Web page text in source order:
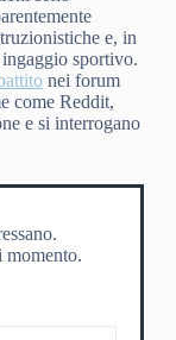
e, in
ingaggio sportivo.
nei forum
come Reddit,
e si interrogano
momento.